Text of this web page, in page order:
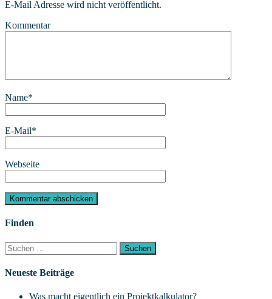
E-Mail Adresse wird nicht veröffentlicht.
Kommentar
Name*
E-Mail*
Webseite
Finden
Suchen
nach:
Neueste Beiträge
Was macht eigentlich ein Projektkalkulator?